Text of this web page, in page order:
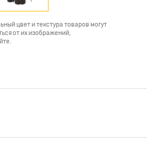
цвет и текстура товаров могут
от их изображений,